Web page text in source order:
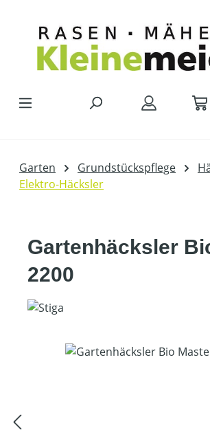
Garten Grundstückspflege
Elektro-Häcksler
Gartenhäcksler
2200
Bildergalerie überspringen